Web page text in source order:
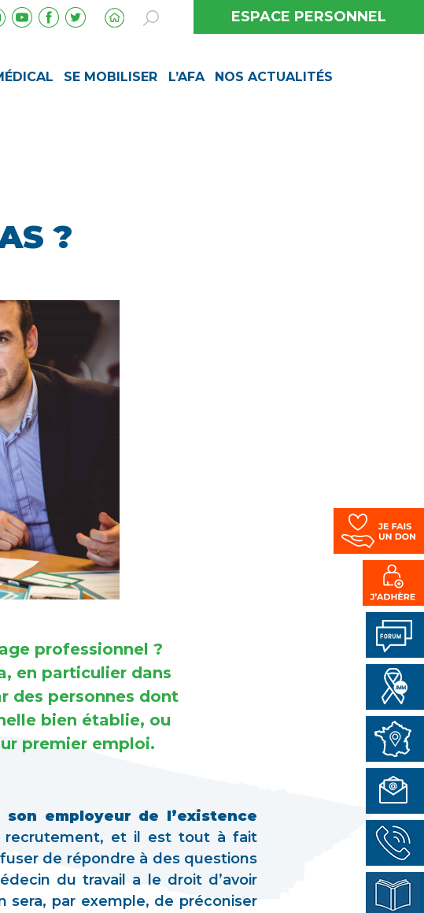
ESPACE PERSONNEL
SE MOBILISER L’AFA NOS ACTUALITÉS
?
professionnel ?
en particulier dans
des personnes dont
bien établie, ou
premier emploi.
employeur de l’existence
et il est tout à fait
de répondre à des questions
du travail a le droit d’avoir
sera, par exemple, de préconiser